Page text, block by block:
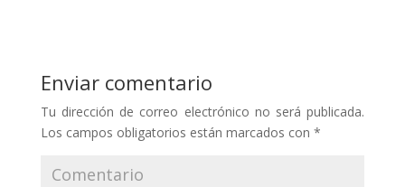
Enviar comentario
Tu dirección de correo electrónico no será publicada.
Los campos obligatorios están marcados con *